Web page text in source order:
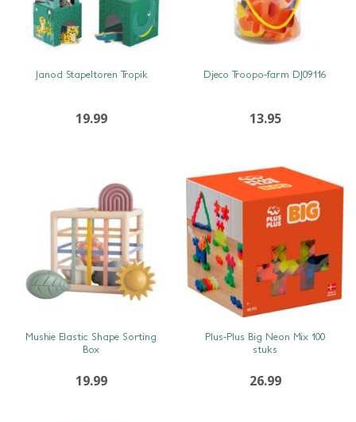
Janod Stapeltoren Tropik
19.99
Djeco Troopo-farm DJ09116
13.95
Mushie Elastic Shape Sorting
Box
19.99
Plus-Plus Big Neon Mix 100
stuks
26.99